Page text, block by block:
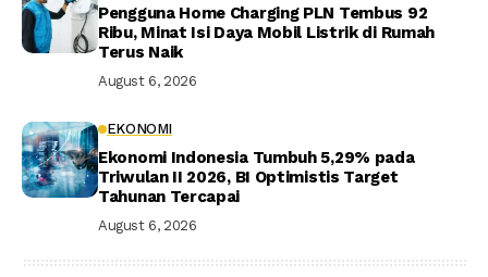
Pengguna Home Charging PLN Tembus 92
Ribu, Minat Isi Daya Mobil Listrik di Rumah
Terus Naik
August 6, 2026
EKONOMI
Ekonomi Indonesia Tumbuh 5,29% pada
Triwulan II 2026, BI Optimistis Target
Tahunan Tercapai
August 6, 2026